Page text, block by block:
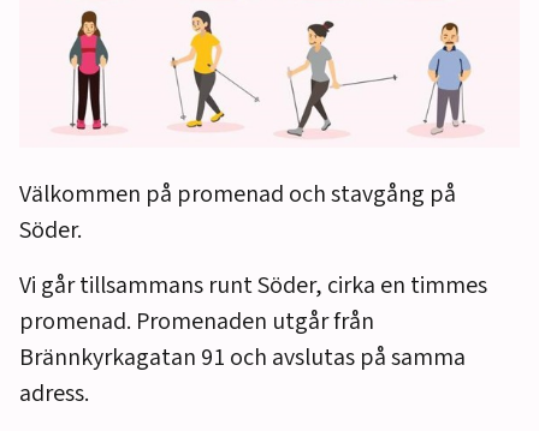
Välkommen på promenad och stavgång på
Söder.
Vi går tillsammans runt Söder, cirka en timmes
promenad. Promenaden utgår från
Brännkyrkagatan 91 och avslutas på samma
adress.